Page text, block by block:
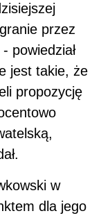
przez
powiedział
jest takie, że
propozycję
w
dla jego